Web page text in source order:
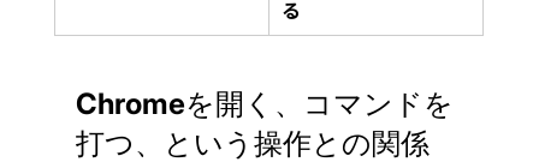
る
Chromeを開く、コマンドを
打つ、という操作との関係